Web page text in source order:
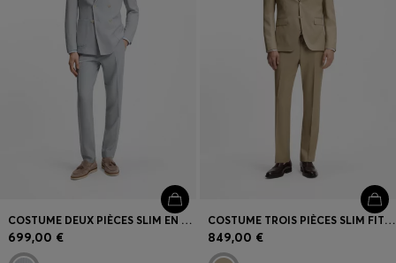
COSTUME DEUX PIÈCES SLIM EN TISSU STRETCH SEERSUCKER
699,00 €
COSTUME TROIS PIÈCES SLIM FIT EN SERGE DE LAINE VIERGE
849,00 €